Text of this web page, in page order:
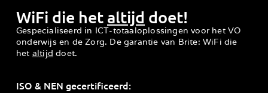
WiFi die het altijd doet!
Gespecialiseerd in ICT-totaaloplossingen voor het VO
onderwijs en de Zorg. De garantie van Brite: WiFi die
het altijd doet.
ISO & NEN gecertificeerd: